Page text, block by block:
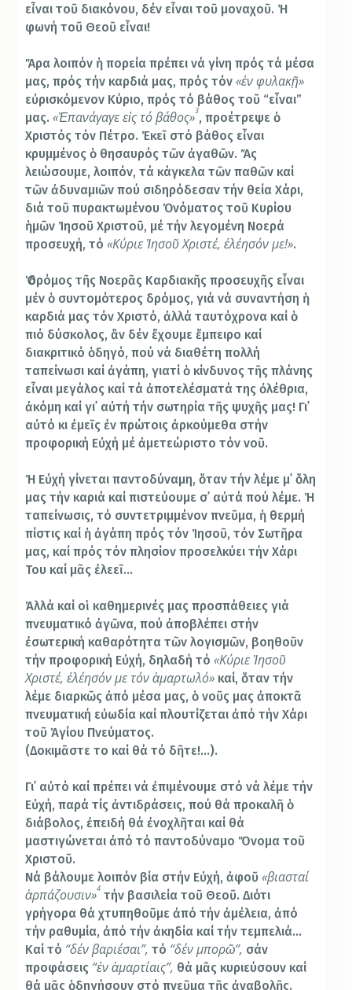
εἶναι τοῦ διακόνου, δέν εἶναι τοῦ μοναχοῦ. Ἡ
φωνή τοῦ Θεοῦ εἶναι!
Ἄρα λοιπόν ἡ πορεία πρέπει νά γίνη πρός τά μέσα
μας, πρός τήν καρδιά μας, πρός τόν«ἐνφυλακῇ»
εὐρισκόμενον Κύριο, πρός τό βάθος τοῦ “εἶναι”
μας.«Ἐπανάγαγεεἰς τόβάθος»3, προέτρεψε ὁ
Χριστός τόν Πέτρο. Ἐκεῖ στό βάθος εἶναι
κρυμμένος ὁ θησαυρός τῶν ἀγαθῶν. Ἄς
λειώσουμε, λοιπόν, τά κάγκελα τῶν παθῶν καί
τῶν ἀδυναμιῶν πού σιδηρόδεσαν τήν θεία Χάρι,
διά τοῦ πυρακτωμένου Ὀνόματος τοῦ Κυρίου
ἡμῶν Ἰησοῦ Χριστοῦ, μέ τήν λεγομένη Νοερά
προσευχή, τό«Κύριε ἸησοῦΧριστέ, ἐλέησόνμε!».
Ὁ δρόμος τῆς Νοερᾶς Καρδιακῆς προσευχῆς εἶναι
μέν ὁ συντομότερος δρόμος, γιά νά συναντήση ἡ
καρδιά μας τόν Χριστό, ἀλλά ταυτόχρονα καί ὁ
πιό δύσκολος, ἄν δέν ἔχουμε ἔμπειρο καί
διακριτικό ὁδηγό, πού νά διαθέτη πολλή
ταπείνωσι καί ἀγάπη, γιατί ὁ κίνδυνος τῆς πλάνης
εἶναι μεγάλος καί τά ἀποτελέσματά της ὀλέθρια,
ἀκόμη καί γι᾿ αὐτή τήν σωτηρία τῆς ψυχῆς μας! Γι᾿
αὐτό κι ἐμεῖς ἐν πρώτοις ἀρκούμεθα στήν
προφορική Εὐχή μέ ἀμετεώριστο τόν νοῦ.
Ἡ Εὐχή γίνεται παντοδύναμη, ὅταν τήν λέμε μ᾿ ὅλη
μας τήν καριά καί πιστεύουμε σ᾿ αὐτά πού λέμε. Ἡ
ταπείνωσις, τό συντετριμμένον πνεῦμα, ἡ θερμή
πίστις καί ἡ ἀγάπη πρός τόν Ἰησοῦ, τόν Σωτῆρα
μας, καί πρός τόν πλησίον προσελκύει τήν Χάρι
Του καί μᾶς ἐλεεῖ…
Ἀλλά καί οἱ καθημερινές μας προσπάθειες γιά
πνευματικό ἀγῶνα, πού ἀποβλέπει στήν
ἐσωτερική καθαρότητα τῶν λογισμῶν, βοηθοῦν
τήν προφορική Εὐχή, δηλαδή τό«Κύριε Ἰησοῦ
Χριστέ, ἐλέησόνμε τόνἁμαρτωλό» καί, ὅταν τήν
λέμε διαρκῶς ἀπό μέσα μας, ὁ νοῦς μας ἀποκτᾶ
πνευματική εὐωδία καί πλουτίζεται ἀπό τήν Χάρι
τοῦ Ἁγίου Πνεύματος.
(Δοκιμᾶστε το καί θά τό δῆτε!…).
Γι᾿ αὐτό καί πρέπει νά ἐπιμένουμε στό νά λέμε τήν
Εὐχή, παρά τίς ἀντιδράσεις, πού θά προκαλῆ ὁ
διάβολος, ἐπειδή θά ἐνοχλῆται καί θά
μαστιγώνεται ἀπό τό παντοδύναμο Ὄνομα τοῦ
Χριστοῦ.
Νά βάλουμε λοιπόν βία στήν Εὐχή, ἀφοῦ«βιασταί
ἁρπάζουσιν»4 τήν βασιλεία τοῦ Θεοῦ. Διότι
γρήγορα θά χτυπηθοῦμε ἀπό τήν ἀμέλεια, ἀπό
τήν ραθυμία, ἀπό τήν ἀκηδία καί τήν τεμπελιά…
Καί τό “δένβαριέσαι”, τό “δένμπορῶ”, σάν
προφάσεις “ἐνἁμαρτίαις”, θά μᾶς κυριεύσουν καί
θά μᾶς ὁδηγήσουν στό πνεῦμα τῆς ἀναβολῆς.